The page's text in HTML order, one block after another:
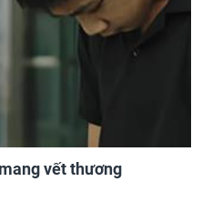
vết thương